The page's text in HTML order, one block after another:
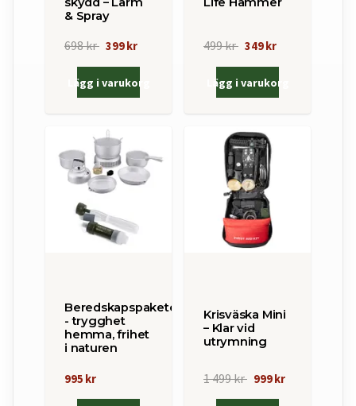
& Spray
698 kr 399 kr
Lägg i varukorg
499 kr 349 kr
Lägg i varukorg
Beredskapspaketet
- trygghet
hemma, frihet
i naturen
995 kr
Krisväska Mini
– Klar vid
utrymning
1 499 kr 999 kr